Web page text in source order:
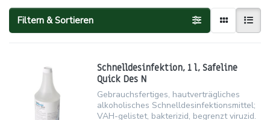
Filtern & Sortieren
Schnelldesinfektion, 1 l, Safeline
Quick Des N
Gebrauchsfertiges, hautverträgliches
alkoholisches Schnelldesinfektionsmittel;
VAH-gelistet, bakterizid, begrenzt viruzid.